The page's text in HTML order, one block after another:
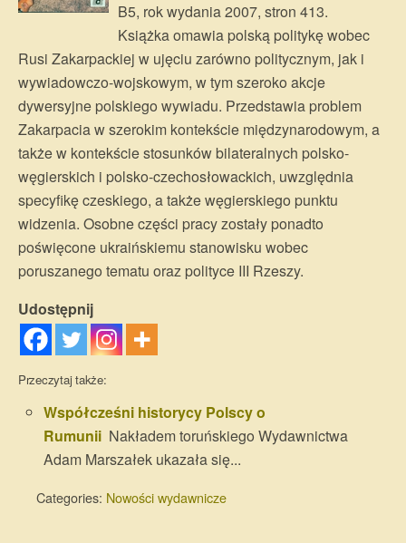
B5, rok wydania 2007, stron 413.
Książka omawia polską politykę wobec
Rusi Zakarpackiej w ujęciu zarówno politycznym, jak i
wywiadowczo-wojskowym, w tym szeroko akcje
dywersyjne polskiego wywiadu. Przedstawia problem
Zakarpacia w szerokim kontekście międzynarodowym, a
także w kontekście stosunków bilateralnych polsko-
węgierskich i polsko-czechosłowackich, uwzględnia
specyfikę czeskiego, a także węgierskiego punktu
widzenia. Osobne części pracy zostały ponadto
poświęcone ukraińskiemu stanowisku wobec
poruszanego tematu oraz polityce III Rzeszy.
Udostępnij
Przeczytaj także:
Współcześni historycy Polscy o
Rumunii Nakładem toruńskiego Wydawnictwa
Adam Marszałek ukazała się...
Categories: Nowości wydawnicze